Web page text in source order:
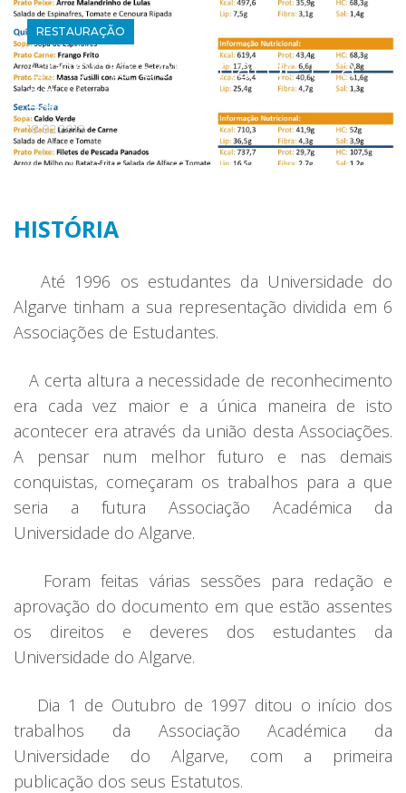
RESTAURAÇÃO
Ementa Semanal de 19 a
23 de Fevereiro
18.02.2018
HISTÓRIA
Até 1996 os estudantes da Universidade do
Algarve tinham a sua representação dividida em 6
Associações de Estudantes.
A certa altura a necessidade de reconhecimento
era cada vez maior e a única maneira de isto
acontecer era através da união desta Associações.
A pensar num melhor futuro e nas demais
conquistas, começaram os trabalhos para a que
seria a futura Associação Académica da
Universidade do Algarve.
Foram feitas várias sessões para redação e
aprovação do documento em que estão assentes
os direitos e deveres dos estudantes da
Universidade do Algarve.
Dia 1 de Outubro de 1997 ditou o início dos
trabalhos da Associação Académica da
Universidade do Algarve, com a primeira
publicação dos seus Estatutos.